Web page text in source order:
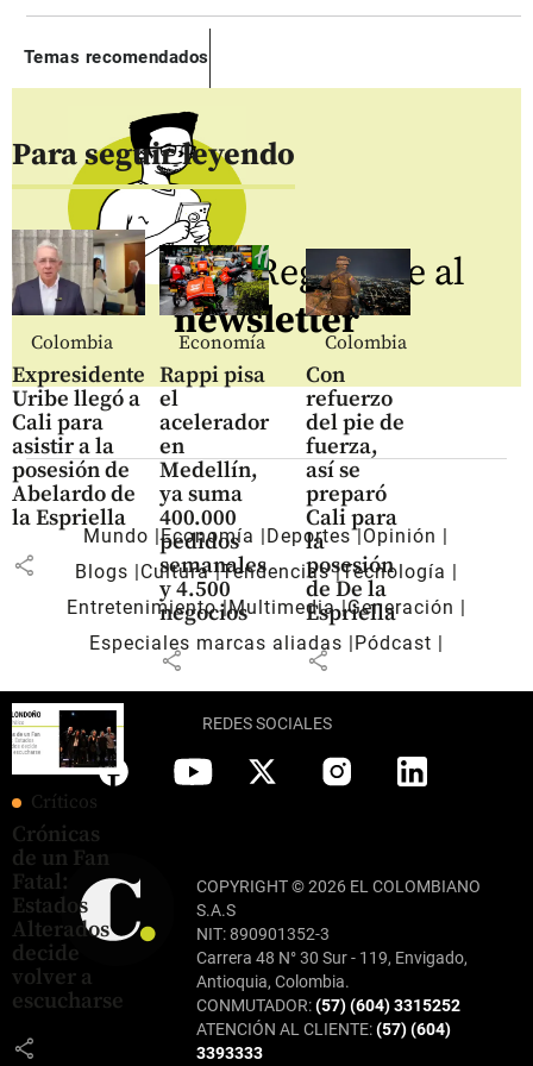
Temas recomendados
Para seguir leyendo
Colombia
Expresidente
Uribe llegó a
Cali para
asistir a la
posesión de
Abelardo de
la Espriella
share
Economía
Rappi pisa
el
acelerador
en
Medellín,
ya suma
400.000
pedidos
semanales
y 4.500
negocios
share
Colombia
Con
refuerzo
del pie de
fuerza,
así se
preparó
Cali para
la
posesión
de De la
Espriella
share
Críticos
Crónicas
de un Fan
Fatal:
Estados
Alterados
decide
volver a
escucharse
share
Regístrate al
newsletter
Mundo Economía Deportes Opinión
Blogs
Cultura Tendencias Tecnología
Entretenimiento Multimedia Generación
Especiales marcas aliadas
Pódcast
REDES SOCIALES
COPYRIGHT © 2026 EL COLOMBIANO
S.A.S
NIT: 890901352-3
Carrera 48 N° 30 Sur - 119, Envigado,
Antioquia, Colombia.
CONMUTADOR:(57) (604) 3315252
ATENCIÓN AL CLIENTE:(57) (604)
3393333